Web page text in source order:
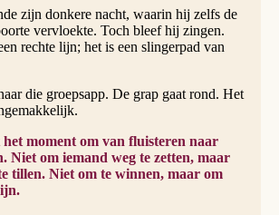
zijn donkere nacht, waarin hij zelfs de
vervloekte. Toch bleef hij zingen.
rechte lijn; het is een slingerpad van
die groepsapp. De grap gaat rond. Het
moment om van fluisteren naar
Niet om iemand weg te zetten, maar
tillen. Niet om te winnen, maar om